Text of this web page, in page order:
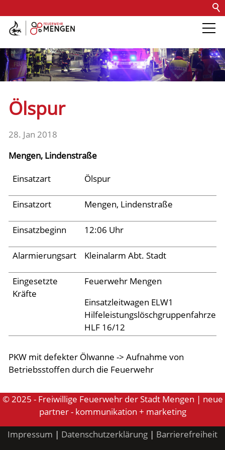
Kontakt Impressum
Barrierefreiheit
Die Feuerwehr
Fachdienste
Fahrzeuge
Einsätze
Archiv 2025
Archiv 2024
Archiv 2023
Archiv 2022
Archiv 2021
Archiv 2018
Archiv 2017
Archiv 2016
Archiv 2015
Jugend
Ölspur
28. Jan 2018
Mengen, Lindenstraße
Einsatzart
Ölspur
Einsatzort Mengen, Lindenstraße
Einsatzbeginn 12:06 Uhr
Alarmierungsart Kleinalarm Abt. Stadt
Eingesetzte
Kräfte
Feuerwehr Mengen
Einsatzleitwagen ELW1
Hilfeleistungslöschgruppenfahrzeug
HLF 16/12
PKW mit defekter Ölwanne -> Aufnahme von
Betriebsstoffen durch die Feuerwehr
© 2025 - Freiwillige Feuerwehr der Stadt Mengen | neue
partner - kommunikation + marketing
Impressum | Datenschutzerklärung | Barrierefreiheit